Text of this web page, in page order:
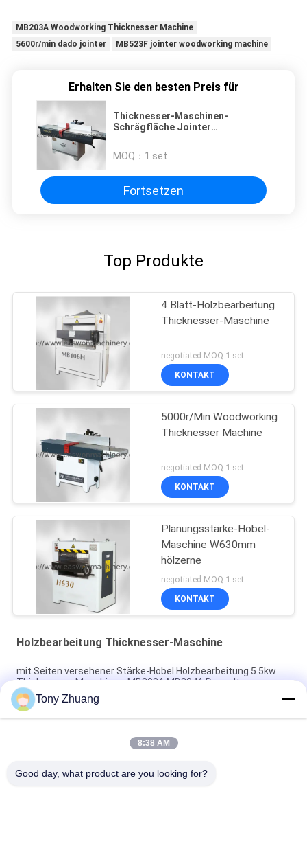
MB203A Woodworking Thicknesser Machine
5600r/min dado jointer
MB523F jointer woodworking machine
Erhalten Sie den besten Preis für
Thicknesser-Maschinen-
Schrägfläche Jointer
MOQ： 1 set
Fortsetzen
Top Produkte
4 Blatt-Holzbearbeitung
Thicknesser-Maschine
negotiated MOQ:1 set
KONTAKT
5000r/Min Woodworking
Thicknesser Machine
negotiated MOQ:1 set
KONTAKT
Planungsstärke-Hobel-
Maschine W630mm
hölzerne
negotiated MOQ:1 set
KONTAKT
Holzbearbeitung Thicknesser-Maschine
mit Seiten versehener Stärke-Hobel Holzbearbeitung 5.5kw
Thicknesser-Maschinen-MB203A MB204A Doppeltes
hölzerner Hobel 15.2m/Min MB1010E MB1013E und
Thicknesser-Simplex
Thicknesser-Maschinen-Schrägfläche Jointer
Tony Zhuang
8:38 AM
Good day, what product are you looking for?